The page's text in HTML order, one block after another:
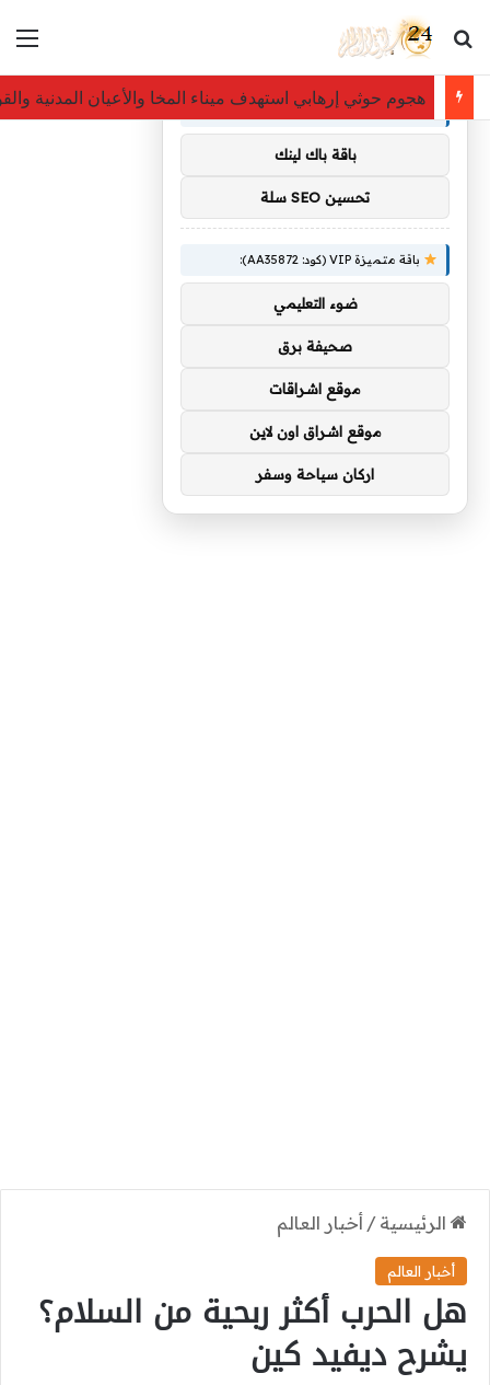
بحث عن
هجوم حوثي إرهابي استهدف ميناء المخا والأعيان المدنية
الرئيسية / أخبار العالم
أخبار العالم
هل الحرب أكثر ربحية من السلام؟
يشرح ديفيد كين
توصيات :
باقة متميزة VIP (كود: AA11138):
باقة باك لينك
تحسين SEO سلة
باقة متميزة VIP (كود: AA35872):
ضوء التعليمي
صحيفة برق
موقع اشراقات
موقع اشراق اون لاين
اركان سياحة وسفر